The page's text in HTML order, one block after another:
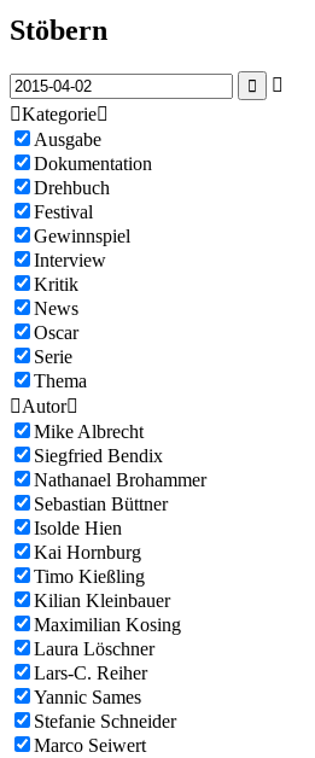
Stöbern


Kategorie
Ausgabe
Dokumentation
Drehbuch
Festival
Gewinnspiel
Interview
Kritik
News
Oscar
Serie
Thema
Autor
Mike Albrecht
Siegfried Bendix
Nathanael Brohammer
Sebastian Büttner
Isolde Hien
Kai Hornburg
Timo Kießling
Kilian Kleinbauer
Maximilian Kosing
Laura Löschner
Lars-C. Reiher
Yannic Sames
Stefanie Schneider
Marco Seiwert